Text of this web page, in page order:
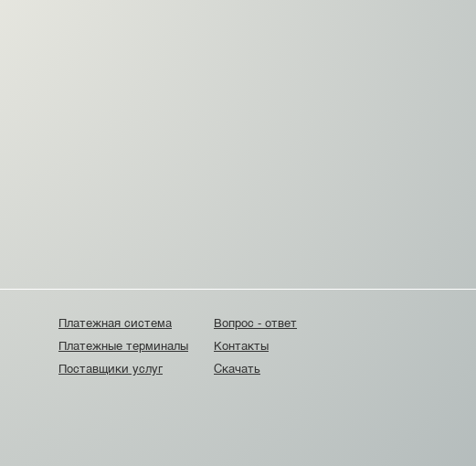
Платежная система
Платежные терминалы
Поставщики услуг
Вопрос - ответ
Контакты
Скачать